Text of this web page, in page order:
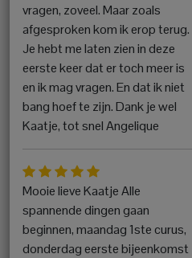
vragen, zoveel. Maar zoals
afgesproken kom ik erop terug.
Je hebt me laten zien in deze
eerste keer dat er toch meer is
en ik mag vragen. En dat ik niet
bang hoef te zijn. Dank je wel
Kaatje, tot snel Angelique
Mooie lieve Kaatje Alle
spannende dingen gaan
beginnen, maandag 1ste curus,
donderdag eerste bijeenkomst